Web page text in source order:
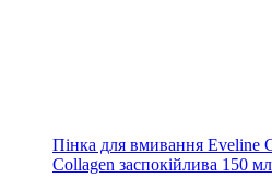
Пінка для вмивання Eveline
Collagen заспокійлива 150 мл